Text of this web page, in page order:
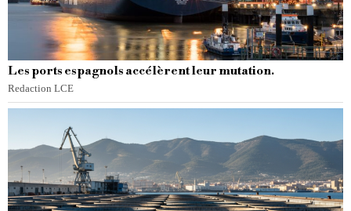
Les ports espagnols accélèrent leur mutation.
Redaction LCE